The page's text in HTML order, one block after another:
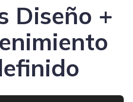
Diseño +